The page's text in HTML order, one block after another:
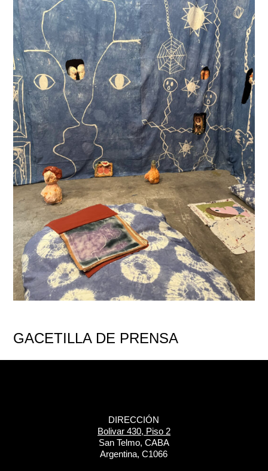
GACETILLA DE PRENSA
DIRECCIÓN
Bolivar 430, Piso 2
San Telmo, CABA
Argentina, C1066